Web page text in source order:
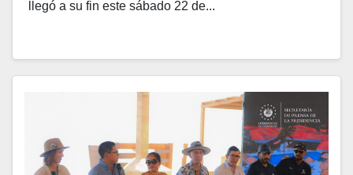
llegó a su fin este sábado 22 de...